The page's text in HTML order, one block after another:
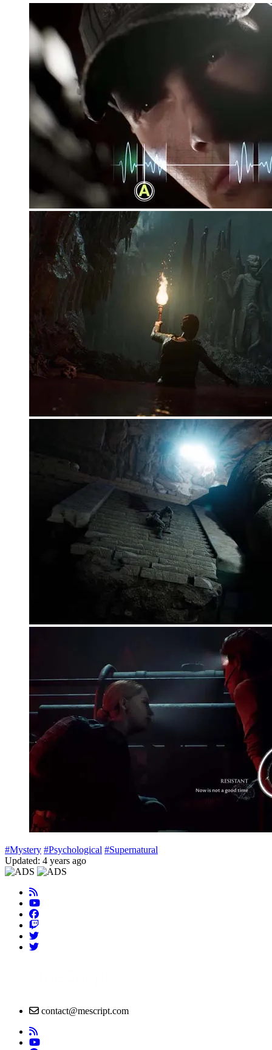
#Mystery #Psychological #Supernatural
Updated: 4 years ago
contact@mescript.com